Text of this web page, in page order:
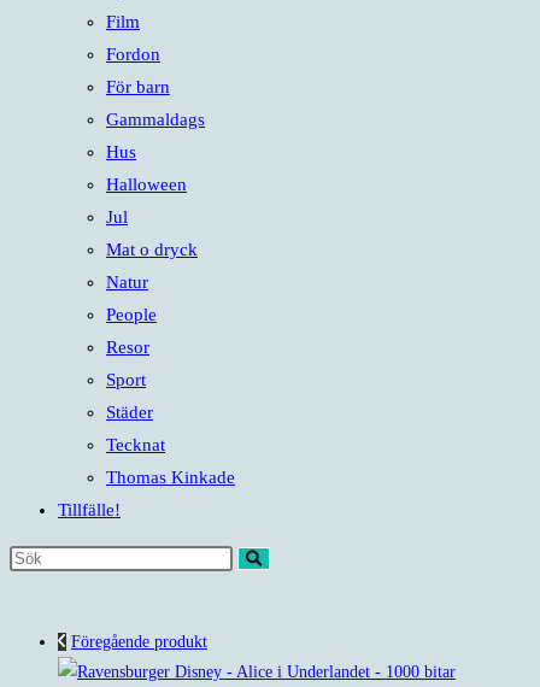
Film
Fordon
För barn
Gammaldags
Hus
Halloween
Jul
Mat o dryck
Natur
People
Resor
Sport
Städer
Tecknat
Thomas Kinkade
Tillfälle!
Sök
webbplatsFöregående produkt